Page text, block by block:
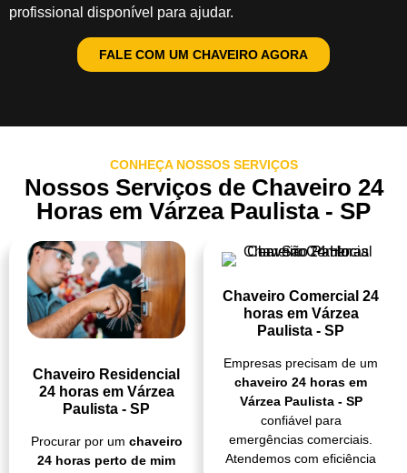
profissional disponível para ajudar.
FALE COM UM CHAVEIRO AGORA
CONHEÇA NOSSOS SERVIÇOS
Nossos Serviços de Chaveiro 24
Horas em Várzea Paulista - SP
Chaveiro Residencial
24 horas em Várzea
Paulista - SP
Procurar por um chaveiro
24 horas perto de mim
Chaveiro Comercial 24
horas em Várzea
Paulista - SP
Empresas precisam de um
chaveiro 24 horas em
Várzea Paulista - SP
confiável para
emergências comerciais.
Atendemos com eficiência